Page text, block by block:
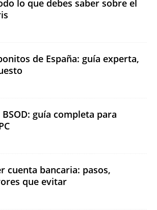
lo que debes saber sobre el
de España: guía experta,
guía completa para
cuenta bancaria: pasos,
que evitar